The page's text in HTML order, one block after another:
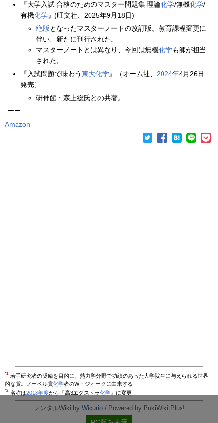
『大学入試 合格のためのマスター問題集 理論化学/無機化学/
有機化学』(旺文社、2025年9月18日)
絶版となったマスターノートの改訂版。教育課程変更に
伴い、新たに刊行された。
マスターノートとは異なり、今回は無機化学も師が担当
された。
『入試問題で味わう東大化学』（オーム社、 2024年4月26日
発売）
研伸館・森上総氏との共著。
ーー
Amazon
*1 若手研究者の奨励を目的に、熱力学分野で功績のあった大学院生に与えられる世界
的な賞。ノーベル賞化学者のW・ジオークに由来する
*2 名称は2018年度から『高3エクストラ化学 』に変更
レンタルWiki by Wicurio/ Powered by PukiWiki Plus!